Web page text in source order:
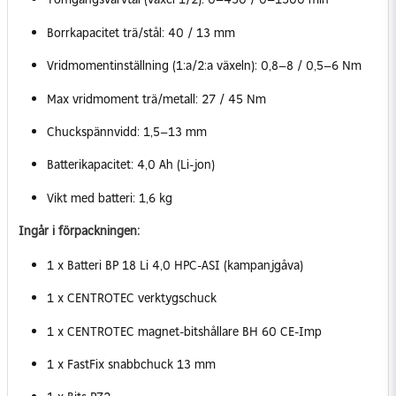
Borrkapacitet trä/stål: 40 / 13 mm
Vridmomentinställning (1:a/2:a växeln): 0,8–8 / 0,5–6 Nm
Max vridmoment trä/metall: 27 / 45 Nm
Chuckspännvidd: 1,5–13 mm
Batterikapacitet: 4,0 Ah (Li-jon)
Vikt med batteri: 1,6 kg
Ingår i förpackningen:
1 x Batteri BP 18 Li 4,0 HPC-ASI (kampanjgåva)
1 x CENTROTEC verktygschuck
1 x CENTROTEC magnet-bitshållare BH 60 CE-Imp
1 x FastFix snabbchuck 13 mm